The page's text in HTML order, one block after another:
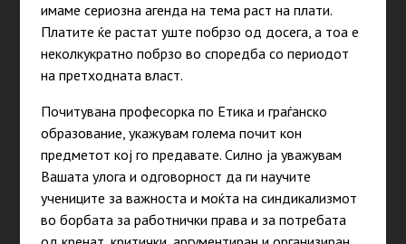
имаме сериозна агенда на тема раст на плати.
Платите ќе растат уште побрзо од досега, а тоа е
неколкукратно побрзо во споредба со периодот
на претходната власт.
Почитувана професорка по Етика и граѓанско
образование, укажувам голема почит кон
предметот кој го предавате. Силно ја уважувам
Вашата улога и одговорност да ги научите
учениците за важноста и моќта на синдикализмот
во борбата за работнички права и за потребата